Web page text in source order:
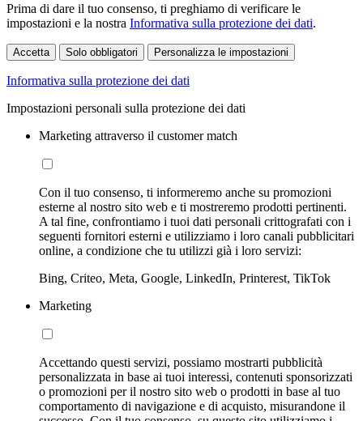
Prima di dare il tuo consenso, ti preghiamo di verificare le
impostazioni e la nostra Informativa sulla protezione dei dati.
Accetta Solo obbligatori Personalizza le impostazioni
Informativa sulla protezione dei dati
Impostazioni personali sulla protezione dei dati
Marketing attraverso il customer match
Con il tuo consenso, ti informeremo anche su promozioni
esterne al nostro sito web e ti mostreremo prodotti pertinenti.
A tal fine, confrontiamo i tuoi dati personali crittografati con i
seguenti fornitori esterni e utilizziamo i loro canali pubblicitari
online, a condizione che tu utilizzi già i loro servizi:
Bing, Criteo, Meta, Google, LinkedIn, Printerest, TikTok
Marketing
Accettando questi servizi, possiamo mostrarti pubblicità
personalizzata in base ai tuoi interessi, contenuti sponsorizzati
o promozioni per il nostro sito web o prodotti in base al tuo
comportamento di navigazione e di acquisto, misurandone il